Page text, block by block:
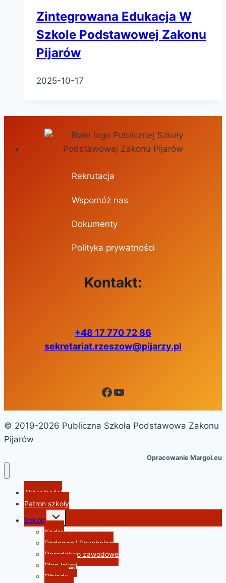
Zintegrowana Edukacja W
Szkole Podstawowej Zakonu
Pijarów
2025-10-17
Rekrutacja
Wspomóż nas
Dokumenty
Polityka prywatności
Kontakt:
+48 17 770 72 86
sekretariat.rzeszow@pijarzy.pl
Facebook
YouTube
© 2019-2026 Publiczna Szkoła Podstawowa Zakonu
Pijarów
Opracowanie Margol.eu
Aktualności
Patron szkoły
Szkoła
Przełącz
menu
podrzędne
Kadra
Pedagog/ Psycholog
Doradztwo zawodowe
Plan lekcji
Obiady